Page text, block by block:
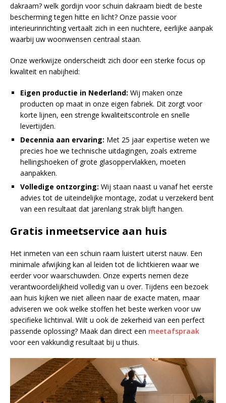
dakraam? welk gordijn voor schuin dakraam biedt de beste
bescherming tegen hitte en licht? Onze passie voor
interieurinrichting vertaalt zich in een nuchtere, eerlijke aanpak
waarbij uw woonwensen centraal staan.
Onze werkwijze onderscheidt zich door een sterke focus op
kwaliteit en nabijheid:
Eigen productie in Nederland: Wij maken onze
producten op maat in onze eigen fabriek. Dit zorgt voor
korte lijnen, een strenge kwaliteitscontrole en snelle
levertijden.
Decennia aan ervaring: Met 25 jaar expertise weten we
precies hoe we technische uitdagingen, zoals extreme
hellingshoeken of grote glasoppervlakken, moeten
aanpakken.
Volledige ontzorging: Wij staan naast u vanaf het eerste
advies tot de uiteindelijke montage, zodat u verzekerd bent
van een resultaat dat jarenlang strak blijft hangen.
Gratis inmeetservice aan huis
Het inmeten van een schuin raam luistert uiterst nauw. Een
minimale afwijking kan al leiden tot de lichtkieren waar we
eerder voor waarschuwden. Onze experts nemen deze
verantwoordelijkheid volledig van u over. Tijdens een bezoek
aan huis kijken we niet alleen naar de exacte maten, maar
adviseren we ook welke stoffen het beste werken voor uw
specifieke lichtinval. Wilt u ook de zekerheid van een perfect
passende oplossing? Maak dan direct een meetafspraak
voor een vakkundig resultaat bij u thuis.